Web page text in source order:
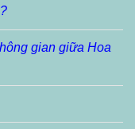
gian giữa Hoa